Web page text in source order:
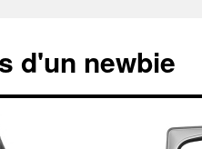
d'un newbie